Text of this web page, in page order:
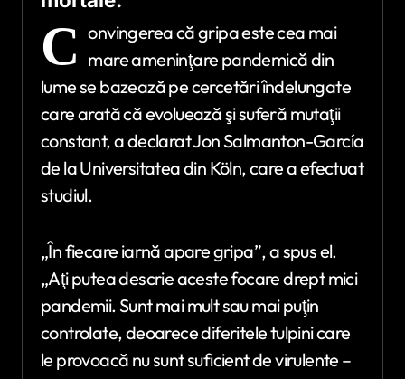
C onvingerea că gripa este cea mai
mare ameninţare pandemică din
lume se bazează pe cercetări îndelungate
care arată că evoluează şi suferă mutaţii
constant, a declarat Jon Salmanton-García
de la Universitatea din Köln, care a efectuat
studiul.
„În fiecare iarnă apare gripa”, a spus el.
„Aţi putea descrie aceste focare drept mici
pandemii. Sunt mai mult sau mai puţin
controlate, deoarece diferitele tulpini care
le provoacă nu sunt suficient de virulente –